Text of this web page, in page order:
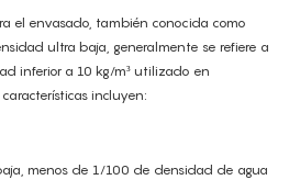
el envasado, también conocida como
ultra baja, generalmente se refiere a
inferior a 10 kg/m³ utilizado en
incluyen:
menos de 1/100 de densidad de agua